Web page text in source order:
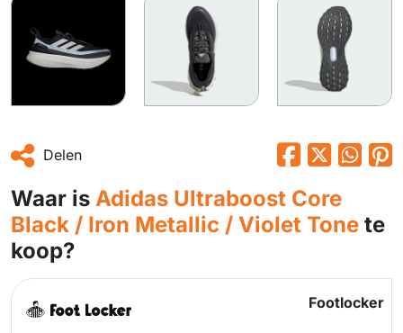
Delen
Waar is Adidas Ultraboost Core
Black / Iron Metallic / Violet Tone te
koop?
Footlocker